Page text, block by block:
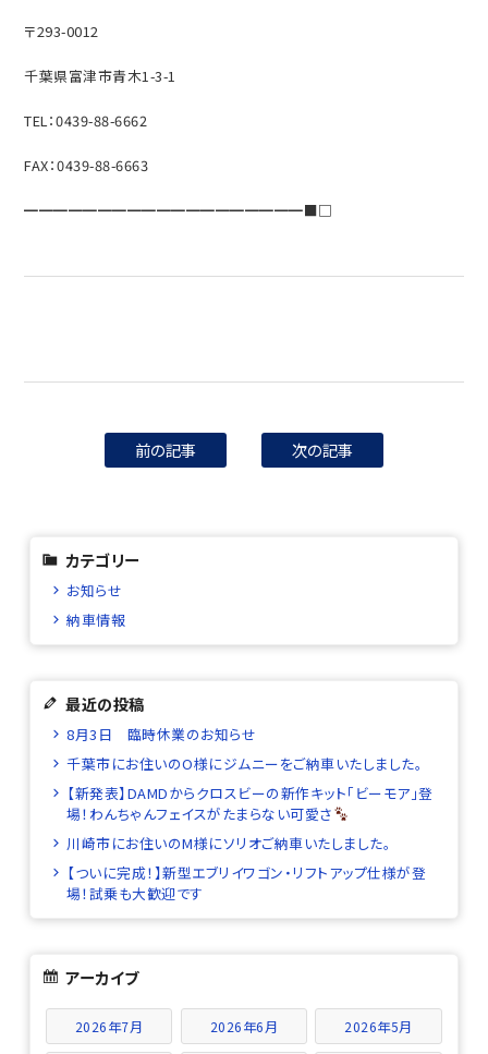
〒293-0012
千葉県富津市青木1-3-1
TEL：0439-88-6662
FAX：0439-88-6663
━━━━━━━━━━━━━━━━━━━■□
前の記事 次の記事
カテゴリー
お知らせ
納車情報
最近の投稿
8月3日 臨時休業のお知らせ
千葉市にお住いのO様にジムニーをご納車いたしました。
【新発表】DAMDからクロスビーの新作キット「ビーモア」登
場！わんちゃんフェイスがたまらない可愛さ
川崎市にお住いのM様にソリオご納車いたしました。
【ついに完成！】新型エブリイワゴン・リフトアップ仕様が登
場！試乗も大歓迎です
アーカイブ
2026年7月 2026年6月 2026年5月